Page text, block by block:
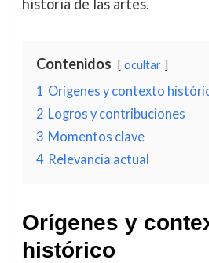
historia de las artes.
Contenidos ocultar
1 Orígenes y contexto
2 Logros y contribuciones
3 Momentos clave
4 Relevancia actual
Orígenes y
histórico